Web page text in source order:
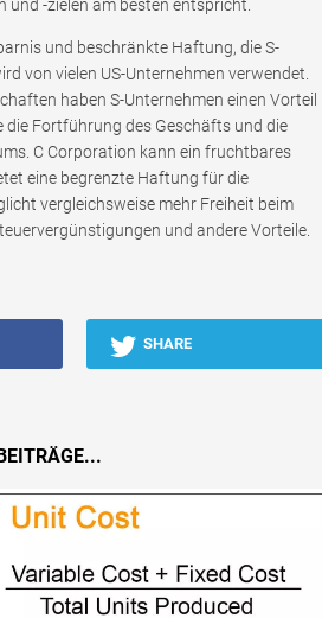
und -zielen am besten entspricht.
und beschränkte Haftung, die S-
von vielen US-Unternehmen verwendet.
haben S-Unternehmen einen Vorteil
die Fortführung des Geschäfts und die
C Corporation kann ein fruchtbares
eine begrenzte Haftung für die
vergleichsweise mehr Freiheit beim
und andere Vorteile.
SHARE